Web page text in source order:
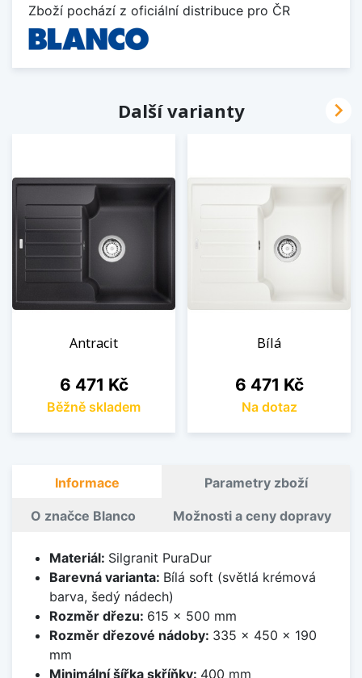
Zboží pochází z oficiální distribuce pro ČR
Další varianty
Antracit
Cena
6 471 Kč
Běžně skladem
Bílá
Cena
6 471 Kč
Na dotaz

Informace Parametry zboží
O značce Blanco Možnosti a ceny dopravy
Materiál: Silgranit PuraDur
Barevná varianta: Bílá soft (světlá krémová
barva, šedý nádech)
Rozměr dřezu: 615 x 500 mm
Rozměr dřezové nádoby: 335 x 450 x 190
mm
Minimální šířka skříňky: 400 mm